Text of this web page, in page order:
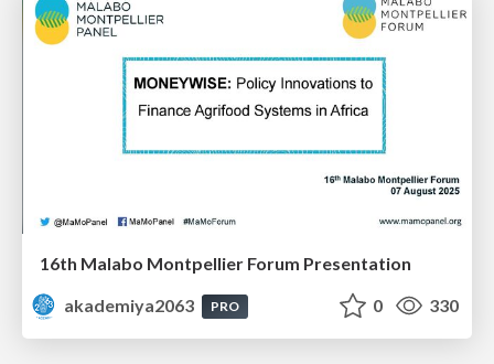
16th Malabo Montpellier Forum Presentation
akademiya2063
PRO 0 330